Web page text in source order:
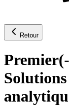
Retour